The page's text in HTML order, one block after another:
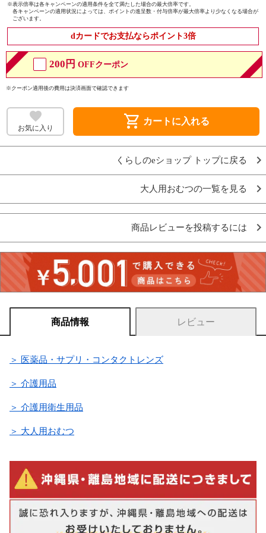
※表示倍率は各キャンペーンの適用条件を全て満たした場合の最大倍率です。
各キャンペーンの適用状況によっては、ポイントの進呈数・付与倍率が最大倍率より少なくなる場合が
ございます。
dカードでお支払ならポイント3倍
200円 OFFクーポン
※クーポン適用後の費用は決済画面で確認できます
お気に入り shopping_cart カートに入れる
くらしのeショップ トップに戻る
大人用おむつの一覧を見る
商品レビューを投稿するには
商品情報 レビュー
＞ 医薬品・サプリ・コンタクトレンズ
＞ 介護用品
＞ 介護用衛生用品
＞ 大人用おむつ